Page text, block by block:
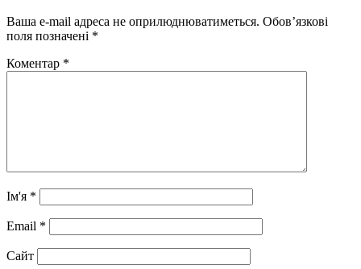
Ваша e-mail адреса не оприлюднюватиметься. Обов’язкові
поля позначені *
Коментар *
Ім'я *
Email *
Сайт